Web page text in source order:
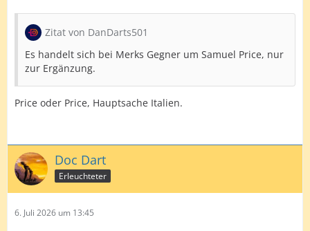
Zitat von DanDarts501
Es handelt sich bei Merks Gegner um Samuel Price, nur
zur Ergänzung.
Price oder Price, Hauptsache Italien.
Doc Dart
Erleuchteter
6. Juli 2026 um 13:45